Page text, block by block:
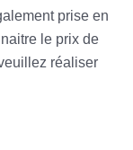
prise en
le prix de
réaliser